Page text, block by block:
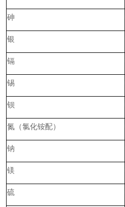
砷
银
镉
锡
钡
氮（氯化铵配）
钠
镁
硫